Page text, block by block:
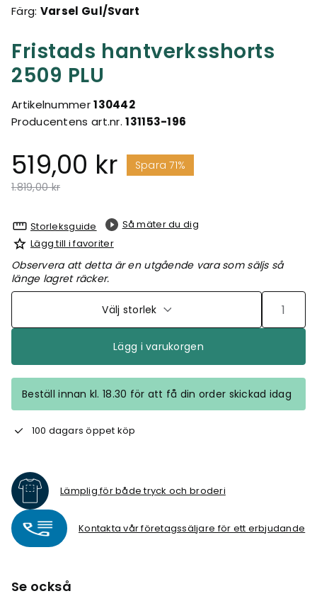
Fristads hantverksshorts
2509 PLU
Artikelnummer130442
Producentens art.nr.131153-196
519,00 kr
Spara 71%
Pris nedsatt från
1.819,00 krtill
Färg: Varsel Gul/Svart
Storleksguide
Så mäter du dig
Lägg till i favoriter
Observera att detta är en utgående vara som säljs så
länge lagret räcker.
Välj storlek
Lägg i varukorgen
Beställ innan kl. 18.30 för att få din order skickad idag
100 dagars öppet köp
Lämplig för både tryck och broderi
Kontakta vår företagssäljare för ett erbjudande
Se också